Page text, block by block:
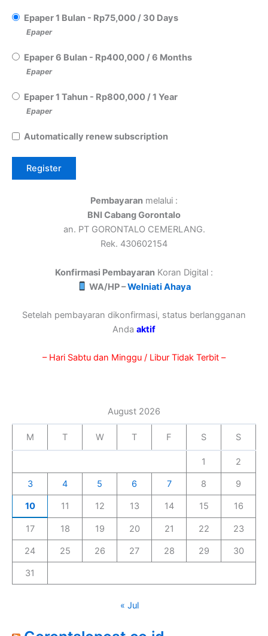
Epaper 1 Bulan - Rp75,000/ 30 Days
Epaper
Epaper 6 Bulan - Rp400,000/6 Months
Epaper
Epaper 1 Tahun - Rp800,000/1 Year
Epaper
Automatically renew subscription
Pembayaran melalui :
BNI Cabang Gorontalo
an. PT GORONTALO CEMERLANG.
Rek. 430602154
Konfirmasi Pembayaran Koran Digital :
WA/HP –Welniati Ahaya
Setelah pembayaran dikonfirmasi, status berlangganan
Anda aktif
– Hari Sabtu dan Minggu / Libur Tidak Terbit –
August 2026
M T W T F S S
1 2
3 4 5 6 7 8 9
10 11 12 13 14 15 16
17 18 19 20 21 22 23
24 25 26 27 28 29 30
31
« Jul